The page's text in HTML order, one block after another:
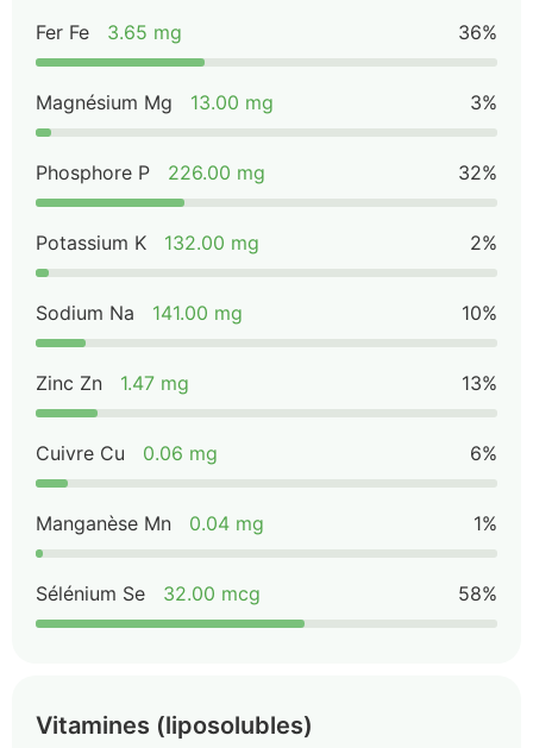
Fer Fe 3.65 mg 36%
Magnésium Mg 13.00 mg 3%
Phosphore P 226.00 mg 32%
Potassium K 132.00 mg 2%
Sodium Na 141.00 mg 10%
Zinc Zn 1.47 mg 13%
Cuivre Cu 0.06 mg 6%
Manganèse Mn 0.04 mg 1%
Sélénium Se 32.00 mcg 58%
Vitamines (liposolubles)